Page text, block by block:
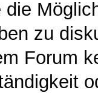
die
zu
Forum